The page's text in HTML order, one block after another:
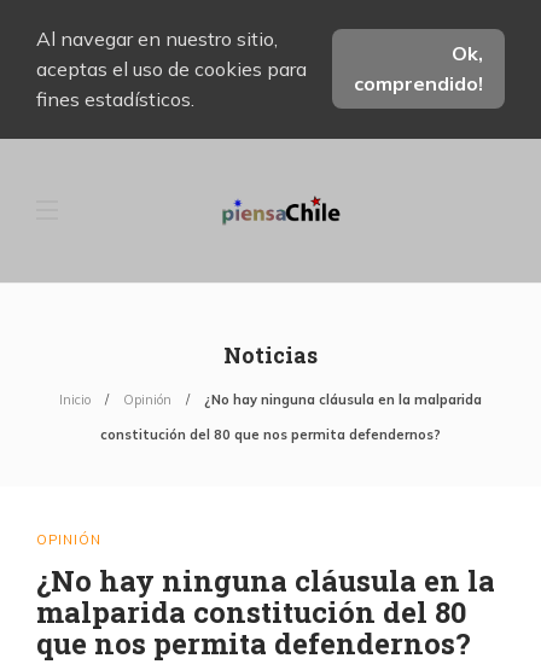
Al navegar en nuestro sitio,
aceptas el uso de cookies para
fines estadísticos.
Ok,
comprendido!
Noticias
Inicio Opinión ¿No hay ninguna cláusula en la malparida
constitución del 80 que nos permita defendernos?
OPINIÓN
¿No hay ninguna cláusula en la
malparida constitución del 80
que nos permita defendernos?